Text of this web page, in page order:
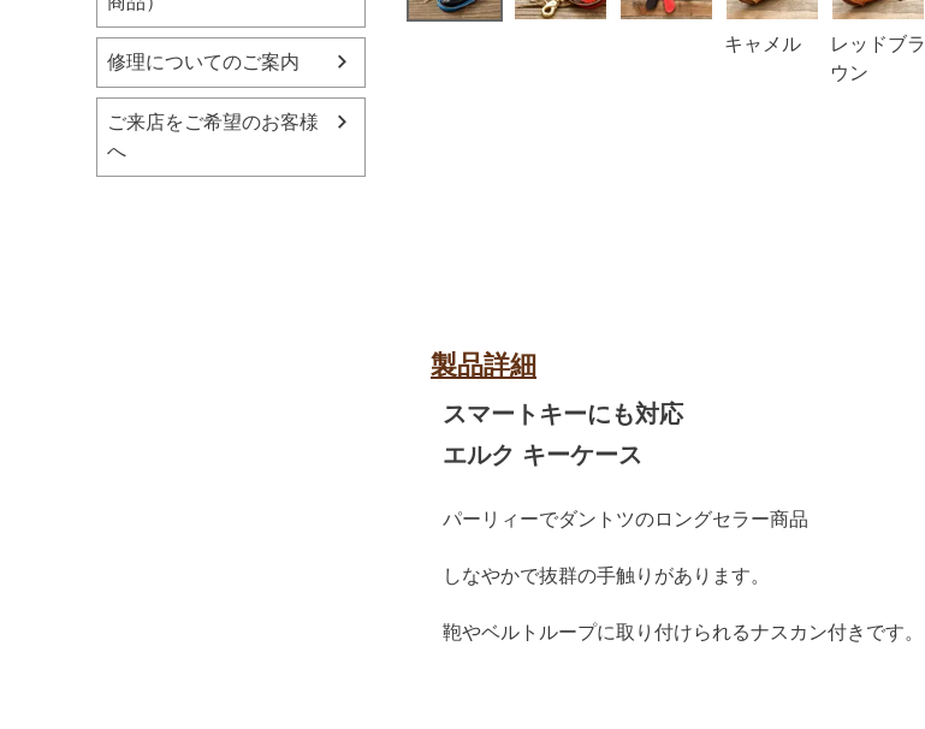
修理についてのご案内
ご来店をご希望のお客様
へ
キャメル
レッドブラ
ウン
製品詳細
スマートキーにも対応
エルク キーケース
パーリィーでダントツのロングセラー商品
しなやかで抜群の手触りがあります。
鞄やベルトループに取り付けられるナスカン付きです。